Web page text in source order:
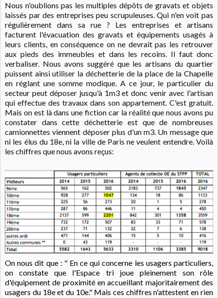
Nous n'oublions pas les multiples dépôts de gravats et objets
laissés par des entreprises peu scrupuleuses. Qui n'en voit pas
régulièrement dans sa rue ? Les entreprises et artisans
facturent l'évacuation des gravats et équipements usagés à
leurs clients, en conséquence on ne devrait pas les retrouver
aux pieds des immeubles et dans les recoins. Il faut donc
verbaliser. Nous avons suggéré que les artisans du quartier
puissent ainsi utiliser la déchetterie de la place de la Chapelle
en réglant une somme modique. A ce jour, le particulier du
secteur peut déposer jusqu'à 1m3 et donc venir avec l'artisan
qui effectue des travaux dans son appartement. C'est gratuit.
Mais on est là dans une fiction car la réalité que nous avons pu
constater dans cette déchetterie est que de nombreuses
camionnettes viennent déposer plus d'un m3. Un message que
ni les élus du 18e, ni la ville de Paris ne veulent entendre. Voilà
les chiffres que nous avons reçus:
On nous dit que : " En ce qui concerne les usagers particuliers,
on constate que l'Espace tri joue pleinement son rôle
d'équipement de proximité en accueillant majoritairement des
usagers du 18e et du 10e." Mais ces chiffres n'attestent en rien